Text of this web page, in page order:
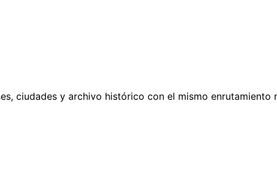
ciudades y archivo histórico con el mismo enrutamiento